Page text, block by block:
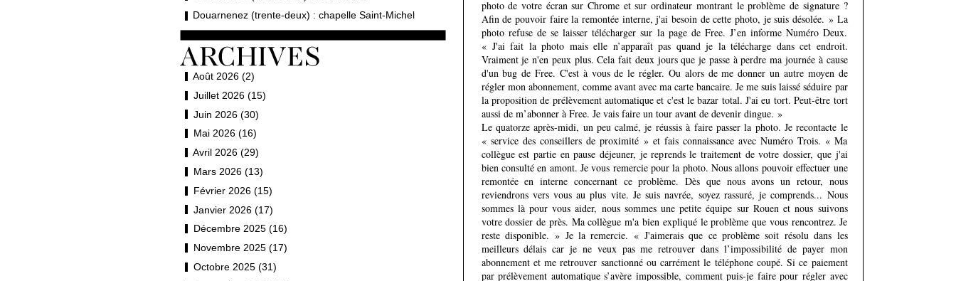
Douarnenez (trente-deux) : chapelle Saint-Michel
Août 2026 (2)
Juillet 2026 (15)
Juin 2026 (30)
Mai 2026 (16)
Avril 2026 (29)
Mars 2026 (13)
Février 2026 (15)
Janvier 2026 (17)
Décembre 2025 (16)
Novembre 2025 (17)
Octobre 2025 (31)
photo de votre écran sur Chrome et sur ordinateur montrant le problème de signature ?
Afin de pouvoir faire la remontée interne, j'ai besoin de cette photo, je suis désolée. » La
photo refuse de se laisser télécharger sur la page de Free. J’en informe Numéro Deux.
« J'ai fait la photo mais elle n’apparaît pas quand je la télécharge dans cet endroit.
Vraiment je n'en peux plus. Cela fait deux jours que je passe à perdre ma journée à cause
d'un bug de Free. C'est à vous de le régler. Ou alors de me donner un autre moyen de
régler mon abonnement, comme avant avec ma carte bancaire. Je me suis laissé séduire par
la proposition de prélèvement automatique et c'est le bazar total. J'ai eu tort. Peut-être tort
aussi de m’abonner à Free. Je vais faire un tour avant de devenir dingue. »
Le quatorze après-midi, un peu calmé, je réussis à faire passer la photo. Je recontacte le
« service des conseillers de proximité » et fais connaissance avec Numéro Trois. « Ma
collègue est partie en pause déjeuner, je reprends le traitement de votre dossier, que j'ai
bien consulté en amont. Je vous remercie pour la photo. Nous allons pouvoir effectuer une
remontée en interne concernant ce problème. Dès que nous avons un retour, nous
reviendrons vers vous au plus vite. Je suis navrée, soyez rassuré, je comprends... Nous
sommes là pour vous aider, nous sommes une petite équipe sur Rouen et nous suivons
votre dossier de près. Ma collègue m'a bien expliqué le problème que vous rencontrez. Je
reste disponible. » Je la remercie. « J'aimerais que ce problème soit résolu dans les
meilleurs délais car je ne veux pas me retrouver dans l’impossibilité de payer mon
abonnement et me retrouver sanctionné ou carrément le téléphone coupé. Si ce paiement
par prélèvement automatique s’avère impossible, comment puis-je faire pour régler avec